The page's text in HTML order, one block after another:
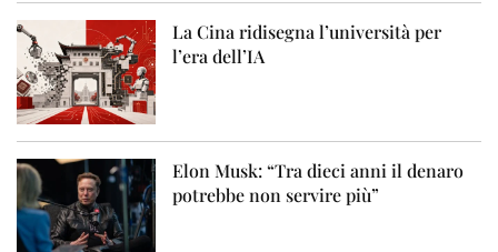
La Cina ridisegna l’università per
l’era dell’IA
Elon Musk: “Tra dieci anni il denaro
potrebbe non servire più”